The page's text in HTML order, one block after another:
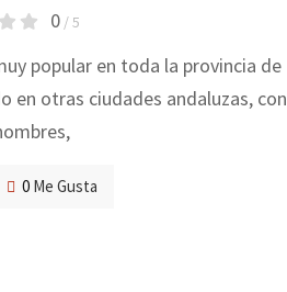
0/ 5
popular en toda la provincia de
en otras ciudades andaluzas, con
0 Me Gusta